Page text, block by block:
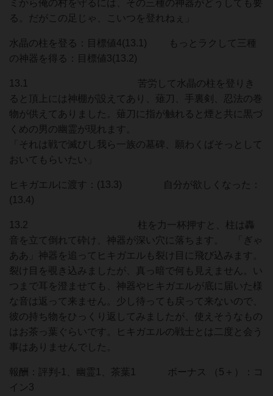
ミから俺の村を守るには、その三種の神器がどうしても要
る。だがこの足じゃ、こいつを登れねぇ」
水晶の柱を登る：目標値4(13.1) もっとラクして三種
の神器を得る：目標値3(13.2)
13.1 苦労して水晶の柱を登りき
ると頂上には神棚が設えてあり、薙刀、手裏剣、忍法の巻
物が供えてありました。薙刀に指が触れると煙と共に黒づ
くめの男の幽霊が現れます。
「それは戦で滅びし我ら一族の墓碑、願わくばそっとして
おいてもらいたい」
ヒキガエルに渡す：(13.3) 自分が欲しくなった：
(13.4)
13.2 柱を力一杯押すと、柱は轟
音を立て倒れて砕け、神器が深い穴に落ちます。 「ぎゃ
ああ」神器を追ってヒキガエルも裂け目に飛び込みます。
裂け目を覗き込みましたが、真っ暗で何も見えません。い
つまで耳を澄ませても、神器やヒキガエルが底に届いた様
な音は返って来ません。少し待っても戻って来ないので、
彼の持ち物をひっくり返してみましたが、使えそうなもの
はお茶っ葉ぐらいです。ヒキガエルの戦士とは二度と会う
事はありませんでした。
報酬：評判-1、幽霊1、茶葉1 ボーナス （5＋）：コ
イン3